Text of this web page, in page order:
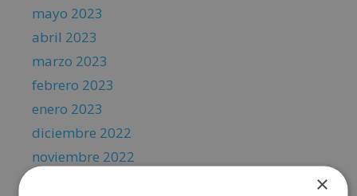
mayo 2023
abril 2023
marzo 2023
febrero 2023
enero 2023
diciembre 2022
noviembre 2022
×